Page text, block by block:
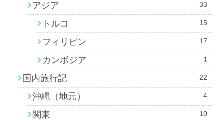
アジア 33
トルコ 15
フィリピン 17
カンボジア 1
国内旅行記 22
沖縄（地元） 4
関東 10